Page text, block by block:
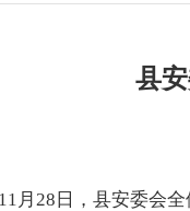
县
11月28日，县安委会